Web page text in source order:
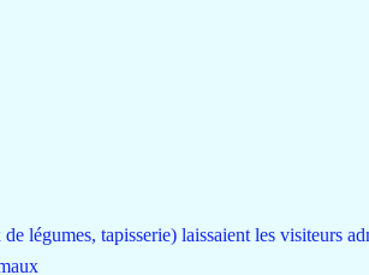
légumes, tapisserie) laissaient les visiteurs